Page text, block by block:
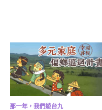
那一年，我們遊台九